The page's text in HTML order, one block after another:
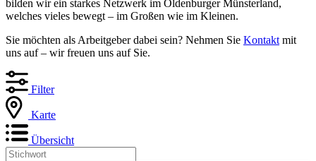
bilden wir ein starkes Netzwerk im Oldenburger Münsterland,
welches vieles bewegt – im Großen wie im Kleinen.
Sie möchten als Arbeitgeber dabei sein? Nehmen Sie Kontakt mit
uns auf – wir freuen uns auf Sie.
Filter
Karte
Übersicht